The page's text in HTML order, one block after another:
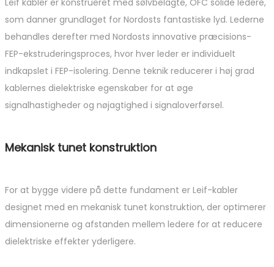
Leif kabler er konstrueret med sølvbelagte, OFC solide ledere,
som danner grundlaget for Nordosts fantastiske lyd. Lederne
behandles derefter med Nordosts innovative præcisions-
FEP-ekstruderingsproces, hvor hver leder er individuelt
indkapslet i FEP-isolering. Denne teknik reducerer i høj grad
kablernes dielektriske egenskaber for at øge
signalhastigheder og nøjagtighed i signaloverførsel.
Mekanisk tunet konstruktion
For at bygge videre på dette fundament er Leif-kabler
designet med en mekanisk tunet konstruktion, der optimerer
dimensionerne og afstanden mellem ledere for at reducere
dielektriske effekter yderligere.